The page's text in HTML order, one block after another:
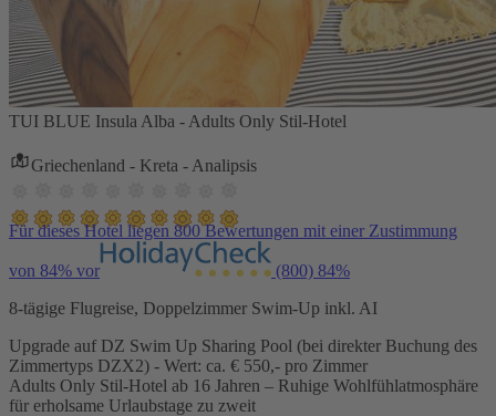
TUI BLUE Insula Alba - Adults Only Stil-Hotel
Griechenland - Kreta - Analipsis
Für dieses Hotel liegen 800 Bewertungen mit einer Zustimmung
von 84% vor (800) 84%
8-tägige Flugreise, Doppelzimmer Swim-Up inkl. AI
Upgrade auf DZ Swim Up Sharing Pool (bei direkter Buchung des
Zimmertyps DZX2) - Wert: ca. € 550,- pro Zimmer
Adults Only Stil-Hotel ab 16 Jahren – Ruhige Wohlfühlatmosphäre
für erholsame Urlaubstage zu zweit